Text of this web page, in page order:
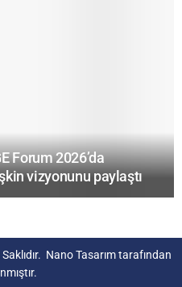
Forum 2026’da
vizyonunu paylaştı
Nano Tasarımtarafından